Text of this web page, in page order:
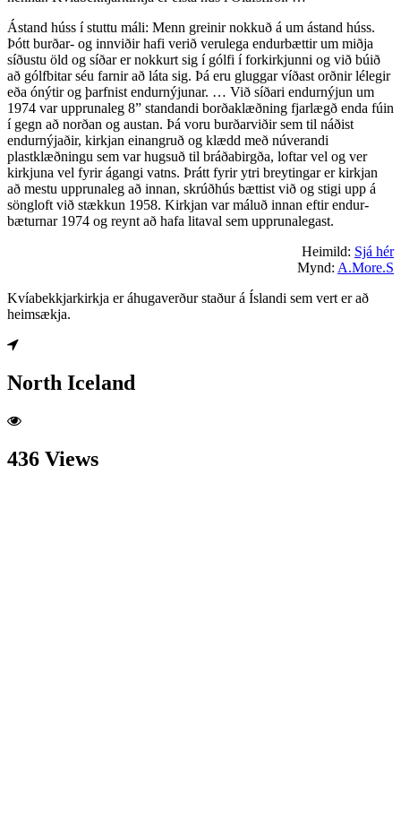
Ástand húss í stuttu máli: Menn greinir nokkuð á um ástand húss.
Þótt burðar- og innviðir hafi verið verulega endurbættir um miðja
síðustu öld og síðar er nokkurt sig í gólfi í forkirkjunni og við búið
að gólfbitar séu farnir að láta sig. Þá eru gluggar víðast orðnir lélegir
eða ónýtir og þarfnist endurnýjunar. … Við síðari endurnýjun um
1974 var upprunaleg 8” standandi borðaklæðning fjarlægð enda fúin
í gegn að norðan og austan. Þá voru burðarviðir sem til náðist
endurnýjaðir, kirkjan einangruð og klædd með núverandi
plastklæðningu sem var hugsuð til bráðabirgða, loftar vel og ver
kirkjuna vel fyrir ágangi vatns. Þrátt fyrir ytri breytingar er kirkjan
að mestu upprunaleg að innan, skrúðhús bættist við og stigi upp á
söngloft við stækkun 1958. Kirkjan var máluð innan eftir endur-
bæturnar 1974 og reynt að hafa litaval sem upprunalegast.
Heimild: Sjá hér
Mynd: A.More.S
Kvíabekkjarkirkja er áhugaverður staður á Íslandi sem vert er að
heimsækja.
North Iceland
436 Views